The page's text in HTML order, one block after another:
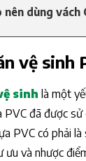
nên dùng vách
vệ sinh
sinh là một
PVC đã được
PVC có phải
ưu và nhược